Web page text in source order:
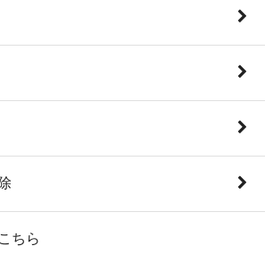
ちら